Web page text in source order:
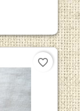
favorite_border